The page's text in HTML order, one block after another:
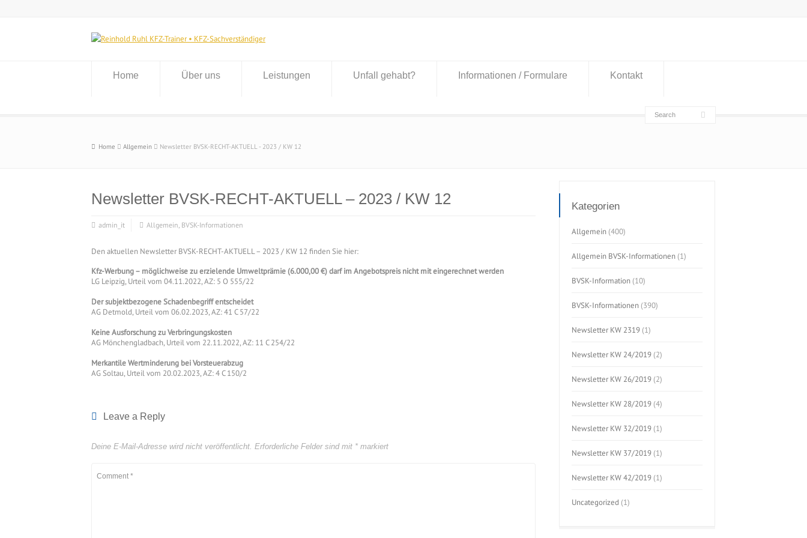
Home Über uns Leistungen Unfall gehabt? Informationen / Formulare Kontakt
Home Allgemein Newsletter BVSK-RECHT-AKTUELL - 2023 / KW 12
Newsletter BVSK-RECHT-AKTUELL – 2023 / KW 12
admin_it Allgemein, BVSK-Informationen
Den aktuellen Newsletter BVSK-RECHT-AKTUELL – 2023 / KW 12 finden Sie hier:
Kfz-Werbung – möglichweise zu erzielende Umweltprämie (6.000,00 €) darf im Angebotspreis nicht mit eingerechnet werden
LG Leipzig, Urteil vom 04.11.2022, AZ: 5 O 555/22
Der subjektbezogene Schadenbegriff entscheidet
AG Detmold, Urteil vom 06.02.2023, AZ: 41 C 57/22
Keine Ausforschung zu Verbringungskosten
AG Mönchengladbach, Urteil vom 22.11.2022, AZ: 11 C 254/22
Merkantile Wertminderung bei Vorsteuerabzug
AG Soltau, Urteil vom 20.02.2023, AZ: 4 C 150/2
Leave a Reply
Deine E-Mail-Adresse wird nicht veröffentlicht. Erforderliche Felder sind mit * markiert
Kategorien
Allgemein (400)
Allgemein BVSK-Informationen (1)
BVSK-Information (10)
BVSK-Informationen (390)
Newsletter KW 2319 (1)
Newsletter KW 24/2019 (2)
Newsletter KW 26/2019 (2)
Newsletter KW 28/2019 (4)
Newsletter KW 32/2019 (1)
Newsletter KW 37/2019 (1)
Newsletter KW 42/2019 (1)
Uncategorized (1)